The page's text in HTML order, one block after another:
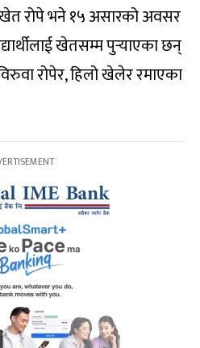
रोपे भने १५ असारको अवसर
खेतसम्म पुर्‍याएका छन्
रोपेर, हिलो खेलेर रमाएका